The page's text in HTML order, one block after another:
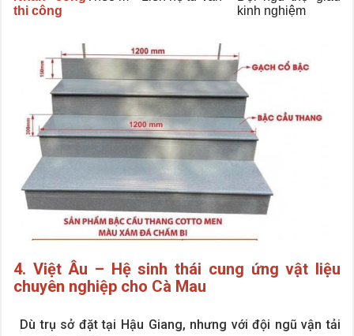
thi công
kinh nghiệm
4. Việt Âu – Hệ sinh thái cung ứng vật liệu
chuyên nghiệp cho Cà Mau
Dù trụ sở đặt tại Hậu Giang, nhưng với đội ngũ vận tải